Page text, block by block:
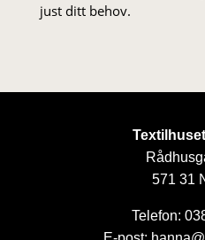
just ditt behov.
571 31
Telefon: